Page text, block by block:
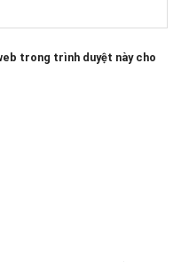
trong trình duyệt này cho